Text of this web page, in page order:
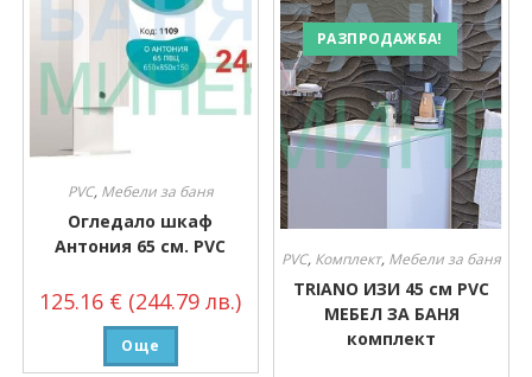
PVC, Мебели за баня
Огледало шкаф
Антония 65 см. PVC
125.16 € (244.79 лв.)
Още
РАЗПРОДАЖБА!
PVC, Комплект, Мебели за баня
TRIANO ИЗИ 45 см PVC
МЕБЕЛ ЗА БАНЯ
комплект